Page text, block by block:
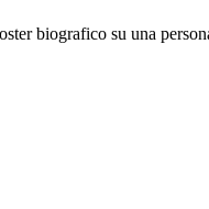
biografico su una